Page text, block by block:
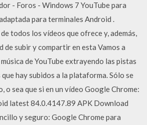
- Foros - Windows 7 YouTube para
para terminales Android .
todos los vídeos que ofrece y, además,
subir y compartir en esta Vamos a
de YouTube extrayendo las pistas
hay subidos a la plataforma. Sólo se
o sea que si en un vídeo Google Chrome:
latest 84.0.4147.89 APK Download
y seguro: Google Chrome para